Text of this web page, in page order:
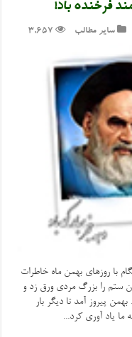
فرخنده باد!
سایر مطالب 3,657
با روزهای بهمن ماه خاطرات
ستم را بزرگ مردی ورق زد و
پیروز آمد تا دیگر بار
ما یاد آوری کرد...